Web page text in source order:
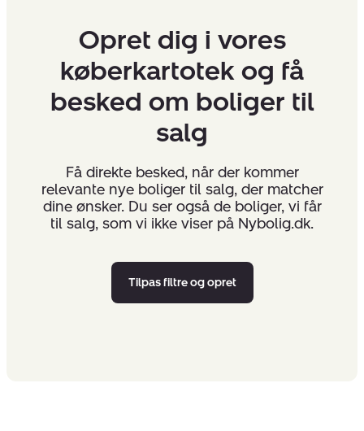
Opret dig i vores
køberkartotek og få
besked om boliger til
salg
Få direkte besked, når der kommer
relevante nye boliger til salg, der matcher
dine ønsker. Du ser også de boliger, vi får
til salg, som vi ikke viser på Nybolig.dk.
Tilpas filtre og opret